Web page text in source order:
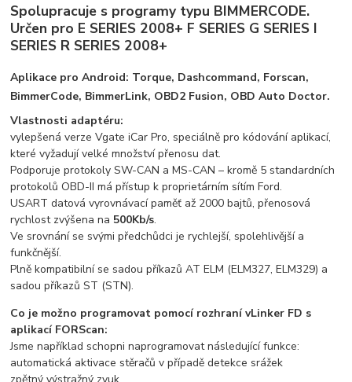
Spolupracuje s programy typu BIMMERCODE.
Určen pro E SERIES 2008+ F SERIES G SERIES I
SERIES R SERIES 2008+
Aplikace pro Android: Torque, Dashcommand, Forscan,
BimmerCode, BimmerLink, OBD2 Fusion, OBD Auto Doctor.
Vlastnosti adaptéru:
vylepšená verze Vgate iCar Pro, speciálně pro kódování aplikací,
které vyžadují velké množství přenosu dat.
Podporuje protokoly SW-CAN a MS-CAN – kromě 5 standardních
protokolů OBD-II má přístup k proprietárním sítím Ford.
USART datová vyrovnávací paměť až 2000 bajtů, přenosová
rychlost zvýšena na 500Kb/s.
Ve srovnání se svými předchůdci je rychlejší, spolehlivější a
funkčnější.
Plně kompatibilní se sadou příkazů AT ELM (ELM327, ELM329) a
sadou příkazů ST (STN).
Co je možno programovat pomocí rozhraní vLinker FD s
aplikací FORScan:
Jsme například schopni naprogramovat následující funkce:
automatická aktivace stěračů v případě detekce srážek